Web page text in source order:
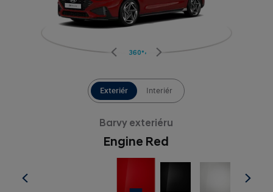
360°
Exteriér Interiér
Barvy exteriéru
Engine Red